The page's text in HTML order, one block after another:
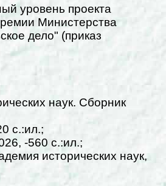
уровень проекта
Министерства
дело" (приказ
наук. Сборник
с.:ил.;
-560 с.:ил.;
исторических наук,